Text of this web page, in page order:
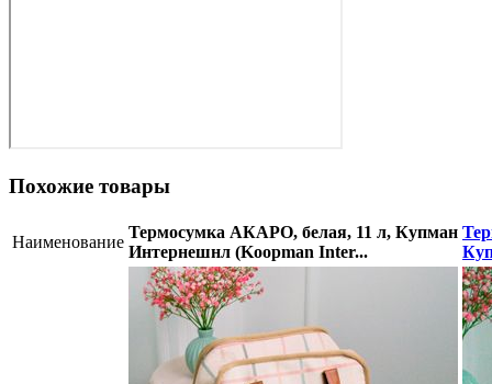
Похожие товары
Наименование
Термосумка АКАРО, белая, 11 л, Купман
Интернешнл (Koopman Inter...